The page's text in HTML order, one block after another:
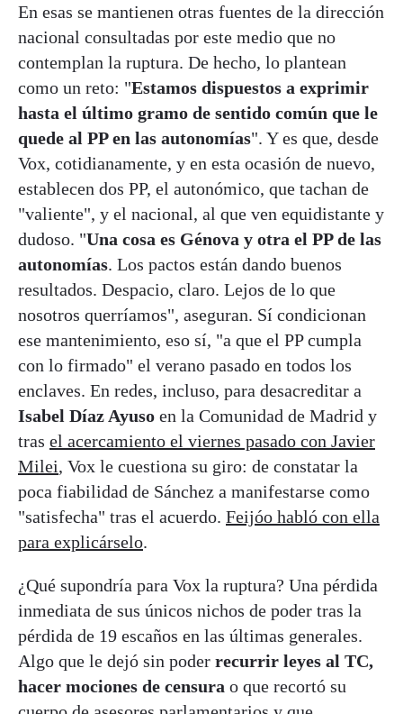
En esas se mantienen otras fuentes de la dirección
nacional consultadas por este medio que no
contemplan la ruptura. De hecho, lo plantean
como un reto: "Estamos dispuestos a exprimir
hasta el último gramo de sentido común que le
quede al PP en las autonomías". Y es que, desde
Vox, cotidianamente, y en esta ocasión de nuevo,
establecen dos PP, el autonómico, que tachan de
"valiente", y el nacional, al que ven equidistante y
dudoso. "Una cosa es Génova y otra el PP de las
autonomías. Los pactos están dando buenos
resultados. Despacio, claro. Lejos de lo que
nosotros querríamos", aseguran. Sí condicionan
ese mantenimiento, eso sí, "a que el PP cumpla
con lo firmado" el verano pasado en todos los
enclaves. En redes, incluso, para desacreditar a
Isabel Díaz Ayuso en la Comunidad de Madrid y
tras el acercamiento el viernes pasado con Javier
Milei, Vox le cuestiona su giro: de constatar la
poca fiabilidad de Sánchez a manifestarse como
"satisfecha" tras el acuerdo. Feijóo habló con ella
para explicárselo.
¿Qué supondría para Vox la ruptura? Una pérdida
inmediata de sus únicos nichos de poder tras la
pérdida de 19 escaños en las últimas generales.
Algo que le dejó sin poder recurrir leyes al TC,
hacer mociones de censura o que recortó su